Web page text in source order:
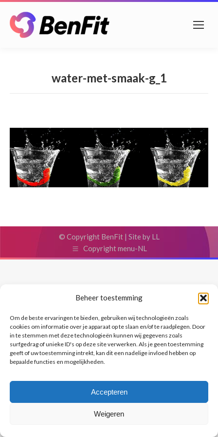
Beheer toestemming
Om de beste ervaringen te bieden, gebruiken wij technologieën zoals
cookies om informatie over je apparaat op te slaan en/of te raadplegen. Door
in te stemmen met deze technologieën kunnen wij gegevens zoals
surfgedrag of unieke ID's op deze site verwerken. Als je geen toestemming
geeft of uw toestemming intrekt, kan dit een nadelige invloed hebben op
bepaalde functies en mogelijkheden.
Accepteren
Weigeren
water-met-smaak-g_1
© Copyright BenFit | Site by LL
Copyright menu-NL